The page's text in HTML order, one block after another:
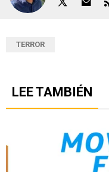
TERROR
LEE TAMBIÉN